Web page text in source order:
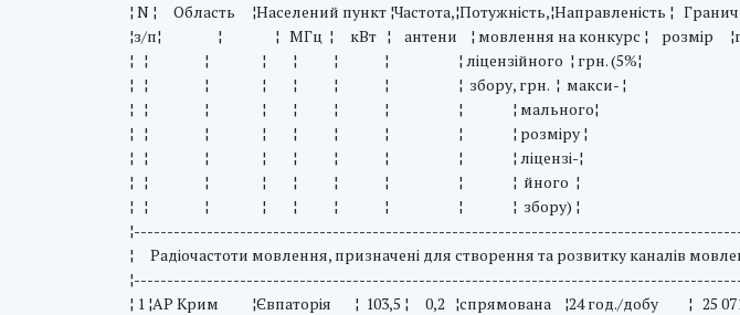
¦ N ¦ Область ¦Населений пункт ¦Частота,¦Потужність,¦Направленість ¦
¦з/п¦ ¦ ¦ МГц ¦ кВт ¦ антени ¦ мовлення на конкурс ¦ розмір
¦ ¦ ¦ ¦ ¦ ¦ ¦ ¦ ліцензійного ¦ грн. (5%¦
¦ ¦ ¦ ¦ ¦ ¦ ¦ ¦ збору, грн. ¦ макси- ¦
¦ ¦ ¦ ¦ ¦ ¦ ¦ ¦ ¦ мального¦
¦ ¦ ¦ ¦ ¦ ¦ ¦ ¦ ¦ розміру ¦
¦ ¦ ¦ ¦ ¦ ¦ ¦ ¦ ¦ ліцензі-¦
¦ ¦ ¦ ¦ ¦ ¦ ¦ ¦ ¦ йного ¦
¦ ¦ ¦ ¦ ¦ ¦ ¦ ¦ ¦ збору) ¦
¦ Радіочастоти мовлення, призначені для створення та розвитку каналів
¦ 1 ¦АР Крим ¦Євпаторія ¦ 103,5 ¦ 0,2 ¦спрямована ¦24 год./добу ¦ 25